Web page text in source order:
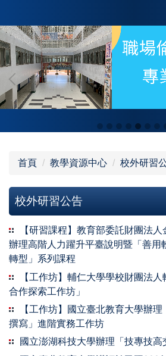
到
主
要
內
容
區
首頁 教學資源中心 校外研習
校外研習公告
【研習課程】教育部委託財團法
辦理高階人力躍升平臺說明暨「善用
轉型」系列課程
【工作坊】輔仁大學學校財團法
合作探索工作坊」
【工作坊】國立臺北教育大學辦
撰寫」進階實務工作坊
國立澎湖科技大學辦理「技專技高